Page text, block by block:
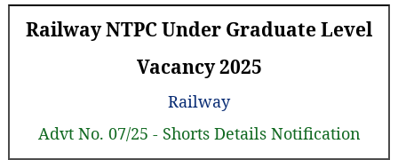
Railway NTPC Under Graduate Level
Vacancy 2025
Railway
Advt No. 07/25 - Shorts Details Notification